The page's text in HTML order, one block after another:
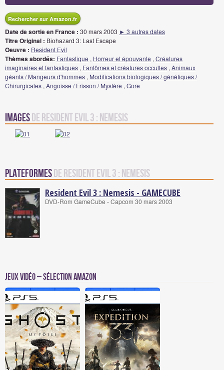
Rechercher sur Amazon.fr
Date de sortie en France : 30 mars 2003 ► 3 autres dates
Titre Original : Biohazard 3: Last Escape
Oeuvre : Resident Evil
Thèmes abordés: Fantastique , Horreur et épouvante , Créatures
imaginaires et fantastiques , Fantômes et créatures occultes , Animaux
géants / Mangeurs d'hommes , Modifications biologiques / génétiques /
Chirurgicales , Angoisse / Frisson / Mystère , Gore
Imagesde Resident Evil 3 : Nemesis
Plateformesde Resident Evil 3 : Nemesis
Resident Evil 3 : Nemesis - GAMECUBE
DVD-Rom GameCube - Capcom 30 mars 2003
Jeux vidéo – Sélection Amazon